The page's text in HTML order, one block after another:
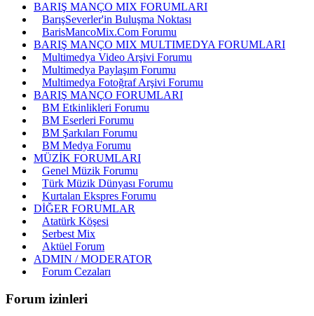
BARIŞ MANÇO MIX FORUMLARI
BarışSeverler'in Buluşma Noktası
BarisMancoMix.Com Forumu
BARIŞ MANÇO MIX MULTIMEDYA FORUMLARI
Multimedya Video Arşivi Forumu
Multimedya Paylaşım Forumu
Multimedya Fotoğraf Arşivi Forumu
BARIŞ MANÇO FORUMLARI
BM Etkinlikleri Forumu
BM Eserleri Forumu
BM Şarkıları Forumu
BM Medya Forumu
MÜZİK FORUMLARI
Genel Müzik Forumu
Türk Müzik Dünyası Forumu
Kurtalan Ekspres Forumu
DİĞER FORUMLAR
Atatürk Köşesi
Serbest Mix
Aktüel Forum
ADMIN / MODERATOR
Forum Cezaları
Forum izinleri